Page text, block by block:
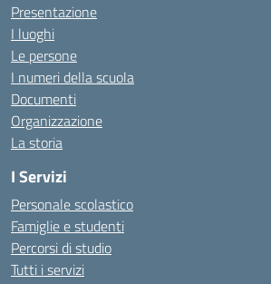
Presentazione
I luoghi
Le persone
I numeri della scuola
Documenti
Organizzazione
La storia
I Servizi
Personale scolastico
Famiglie e studenti
Percorsi di studio
Tutti i servizi